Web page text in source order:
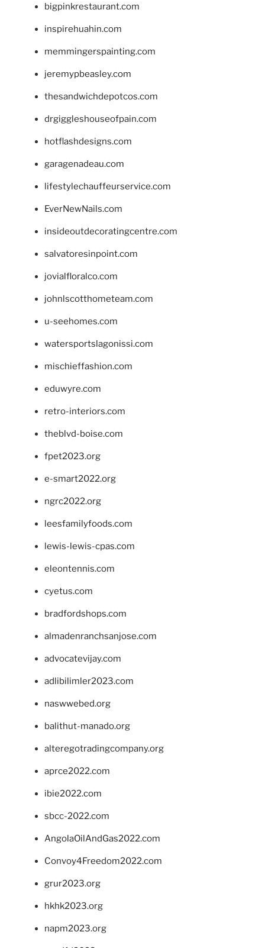
bigpinkrestaurant.com
inspirehuahin.com
memmingerspainting.com
jeremypbeasley.com
thesandwichdepotcos.com
drgiggleshouseofpain.com
hotflashdesigns.com
garagenadeau.com
lifestylechauffeurservice.com
EverNewNails.com
insideoutdecoratingcentre.com
salvatoresinpoint.com
jovialfloralco.com
johnlscotthometeam.com
u-seehomes.com
watersportslagonissi.com
mischieffashion.com
eduwyre.com
retro-interiors.com
theblvd-boise.com
fpet2023.org
e-smart2022.org
ngrc2022.org
leesfamilyfoods.com
lewis-lewis-cpas.com
eleontennis.com
cyetus.com
bradfordshops.com
almadenranchsanjose.com
advocatevijay.com
adlibilimler2023.com
naswwebed.org
balithut-manado.org
alteregotradingcompany.org
aprce2022.com
ibie2022.com
sbcc-2022.com
AngolaOilAndGas2022.com
Convoy4Freedom2022.com
grur2023.org
hkhk2023.org
napm2023.org